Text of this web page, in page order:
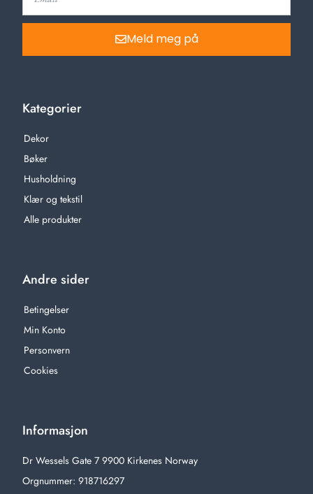
Meld meg på
Kategorier
Dekor
Bøker
Husholdning
Klær og tekstil
Alle produkter
Andre sider
Betingelser
Min Konto
Personvern
Cookies
Informasjon
Dr Wessels Gate 7 9900 Kirkenes Norway
Orgnummer: 918716297